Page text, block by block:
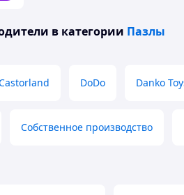
в категории Пазлы
DoDo Danko
Собственное производство